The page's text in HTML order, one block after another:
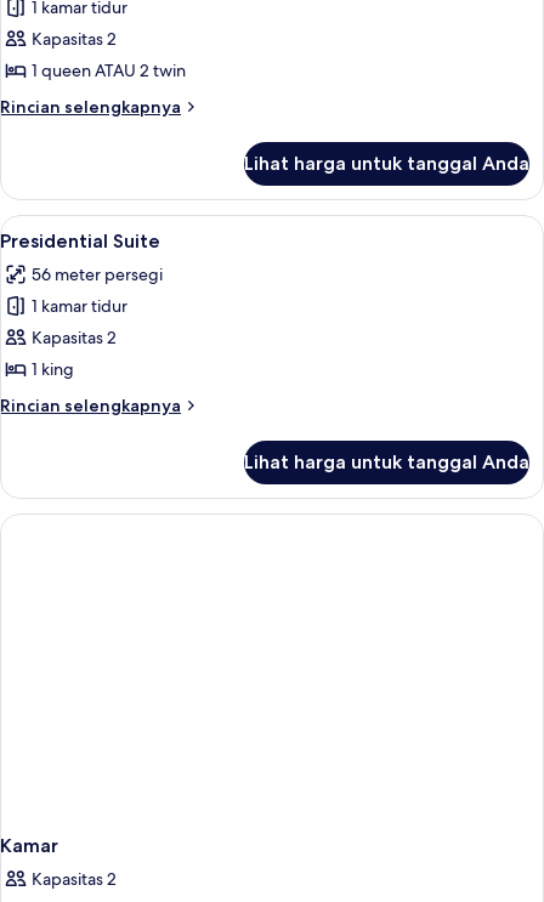
untuk
Kamar
Deluks
1 kamar tidur
Kapasitas 2
1 queen ATAU 2 twin
Rincian selengkapnya
Rincian
Kamar
Deluks
Lihat harga untuk tanggal Anda
Lihat
semua
foto
untuk
Presidential
Suite
Presidential Suite | Brankas, meja
7
Presidential Suite
56 meter persegi
1 kamar tidur
Kapasitas 2
1 king
Rincian selengkapnya
Rincian
Presidential
Suite
Lihat harga untuk tanggal Anda
Kamar
Kapasitas 2